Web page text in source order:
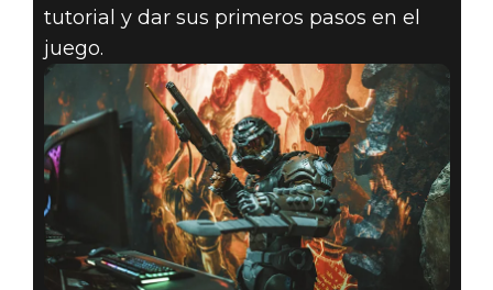
tutorial y dar sus primeros pasos en el
juego.